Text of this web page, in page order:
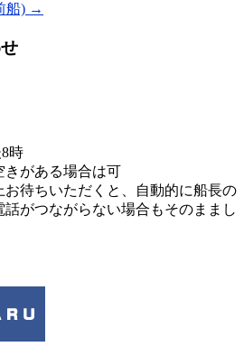
船) →
時
きがある場合は可
待ちいただくと、自動的に船長の
がつながらない場合もそのままし